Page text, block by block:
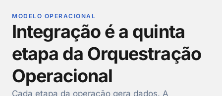
MODELO OPERACIONAL
Integração é a quinta
etapa da Orquestração
Operacional
Cada etapa da operação gera dados. A